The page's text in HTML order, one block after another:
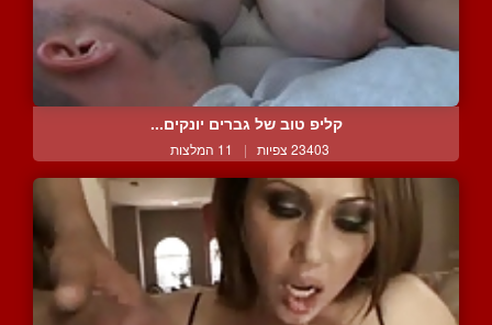
קליפ טוב של גברים יונקים...
23403 צפיות | 11 המלצות